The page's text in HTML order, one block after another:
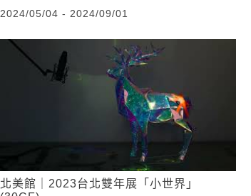
2024/05/04 - 2024/09/01
北美館｜2023台北雙年展「小世界」